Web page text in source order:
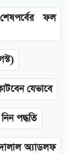
শেষপর্বের ফল
যেভাবে
পদ্ধতি
অ্যাডলফ